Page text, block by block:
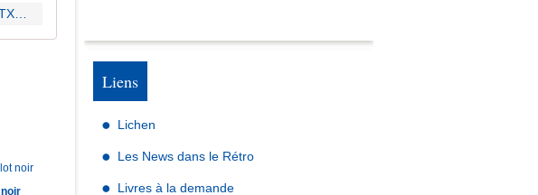
Liens
Lichen
Les News dans le Rétro
Livres à la demande